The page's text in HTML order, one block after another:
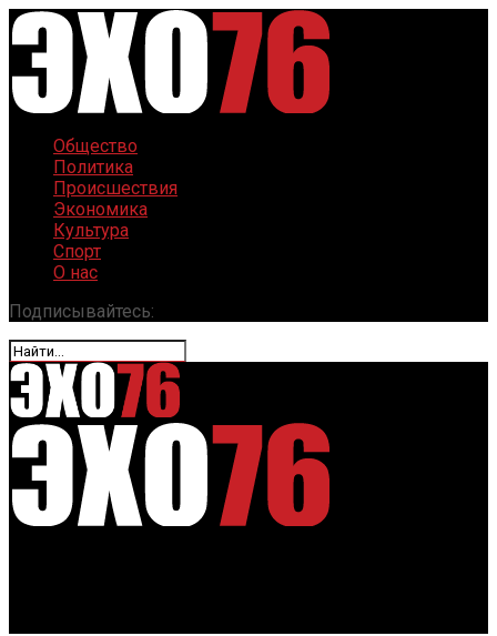
Общество
Политика
Происшествия
Экономика
Культура
Спорт
О нас
Подписывайтесь: